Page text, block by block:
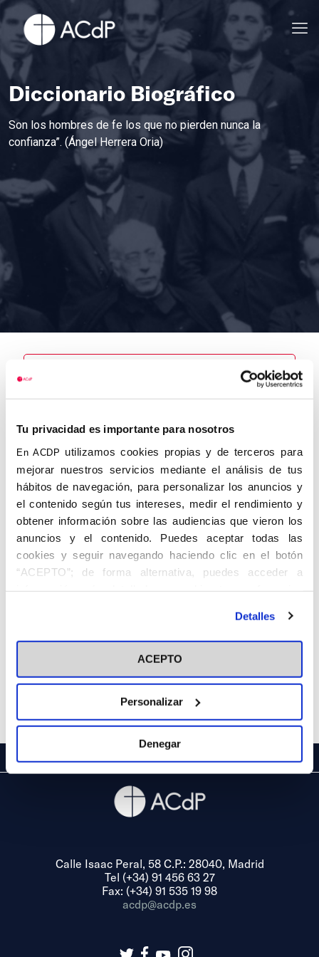
Tu privacidad es importante para nosotros
En ACDP utilizamos cookies propias y de terceros para
mejorar nuestros servicios mediante el análisis de tus
hábitos de navegación, para personalizar los anuncios y
el contenido según tus intereses, medir el rendimiento y
obtener información sobre las audiencias que vieron los
anuncios y el contenido. Puedes aceptar todas las
cookies y seguir navegando haciendo clic en el botón
“ACEPTO”; de forma alternativa, puedes acceder a
información más detallada y cambiar tus preferencias
en el botón "Personalizar". Para más información puedes
visitar nuestra Política de Cookies
Detalles
ACEPTO
Personalizar
Denegar
Diccionario Biográfico
Son los hombres de fe los que no pierden nunca la
confianza”. (Ángel Herrera Oria)
Iglesias
Montseny,
Amadeo
Autor
Centro de
adscripción
Fecha de
nacimiento
22/05/1914
Lugar de
Fecha de
defunción
Lugar de
defunción
Calle Isaac Peral, 58 C.P.: 28040, Madrid
Tel (+34) 91 456 63 27
Fax: (+34) 91 535 19 98
acdp@acdp.es